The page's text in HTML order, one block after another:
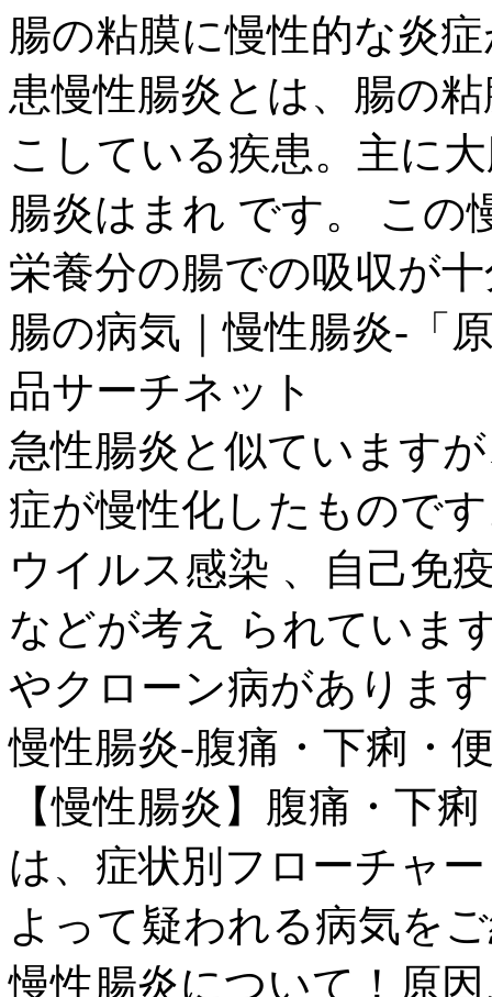
腸の粘膜に慢性的な炎
患慢性腸炎とは、腸の
こしている疾患。主に
腸炎はまれ です。 この
栄養分の腸での吸収が十
腸の病気｜慢性腸炎-「
品サーチネット
急性腸炎と似ています
症が慢性化したもので
ウイルス感染 、自己免
などが考え られていま
やクローン病がありま
慢性腸炎-腹痛・下痢・
【慢性腸炎】腹痛・下
は、症状別フローチャ
よって疑われる病気を
慢性腸炎について！原